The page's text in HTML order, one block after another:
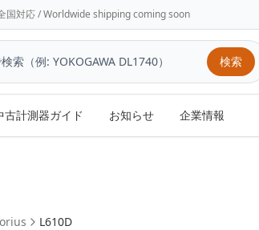
国対応 / Worldwide shipping coming soon
検索
古計測器ガイド お知らせ 企業情報
L610D